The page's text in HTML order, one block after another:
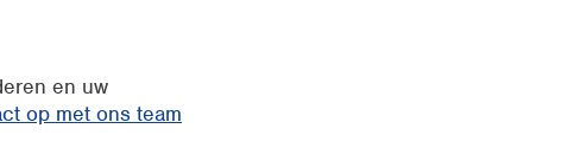
en uw
op met ons team